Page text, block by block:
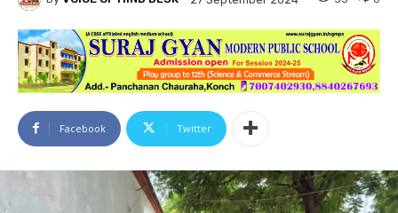
Facebook Twitter